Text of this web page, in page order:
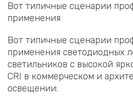
Вот типичные сценарии
применения
Вот типичные сценарии
применения светодиодных
светильников с высокой
CRI в коммерческом и
освещении: